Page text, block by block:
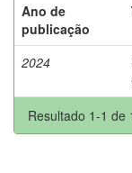
Ano de
publicação
2024
Resultado 1-1 de